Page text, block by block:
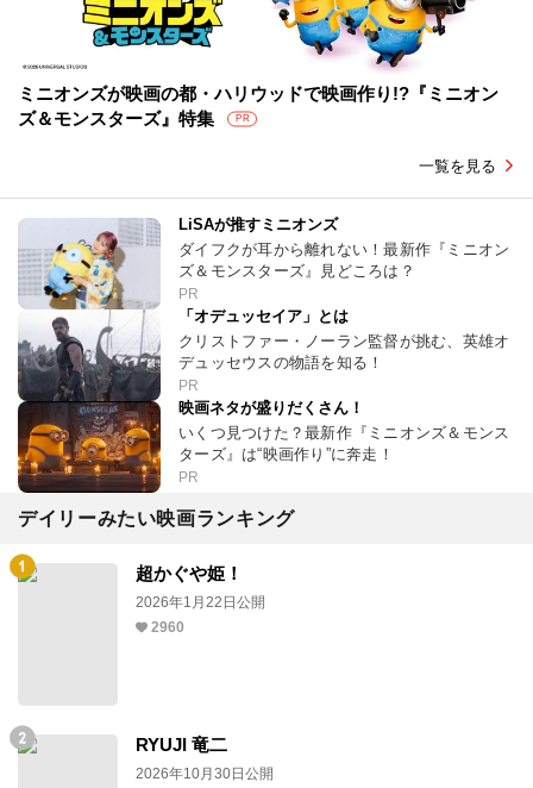
ミニオンズが映画の都・ハリウッドで映画作り!?『ミニオン
ズ＆モンスターズ』特集
PR
一覧を見る
LiSAが推すミニオンズ
ダイフクが耳から離れない！最新作『ミニオン
ズ＆モンスターズ』見どころは？
PR
「オデュッセイア」とは
クリストファー・ノーラン監督が挑む、英雄オ
デュッセウスの物語を知る！
PR
映画ネタが盛りだくさん！
いくつ見つけた？最新作『ミニオンズ＆モンス
ターズ』は“映画作り”に奔走！
PR
デイリーみたい映画ランキング
超かぐや姫！
2026年1月22日公開
2960
RYUJI 竜二
2026年10月30日公開